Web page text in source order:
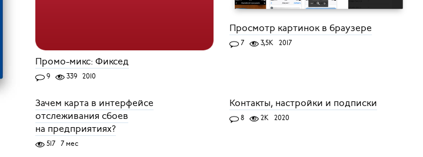
Промо-микс: Фиксед
9 339 2010
Просмотр картинок в браузере
7 3,5K 2017
Зачем карта в интерфейсе
отслеживания сбоев
на предприятиях?
517 7 мес
Контакты, настройки и подписки
8 2K 2020